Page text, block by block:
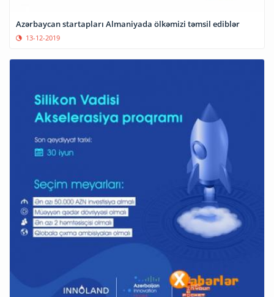
Azərbaycan startapları Almaniyada ölkəmizi təmsil ediblər
13-12-2019